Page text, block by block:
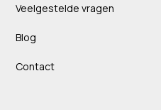
Veelgestelde vragen
Blog
Contact